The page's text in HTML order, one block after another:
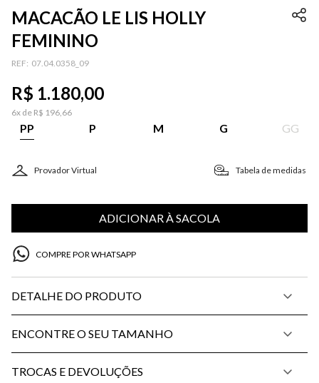
MACACÃO LE LIS HOLLY
FEMININO
: 07.04.0358_09
R$ 1.180,00
6x de R$ 196,66
PP P M G GG
Provador Virtual Tabela de medidas
ADICIONAR À SACOLA
COMPRE POR WHATSAPP
DETALHE DO PRODUTO
ENCONTRE O SEU TAMANHO
TROCAS E DEVOLUÇÕES